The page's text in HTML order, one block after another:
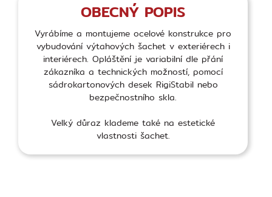
OBECNÝ POPIS
Vyrábíme a montujeme ocelové konstrukce pro
vybudování výtahových šachet v exteriérech i
interiérech. Opláštění je variabilní dle přání
zákazníka a technických možností, pomocí
sádrokartonových desek RigiStabil nebo
bezpečnostního skla.
Velký důraz klademe také na estetické
vlastnosti šachet.